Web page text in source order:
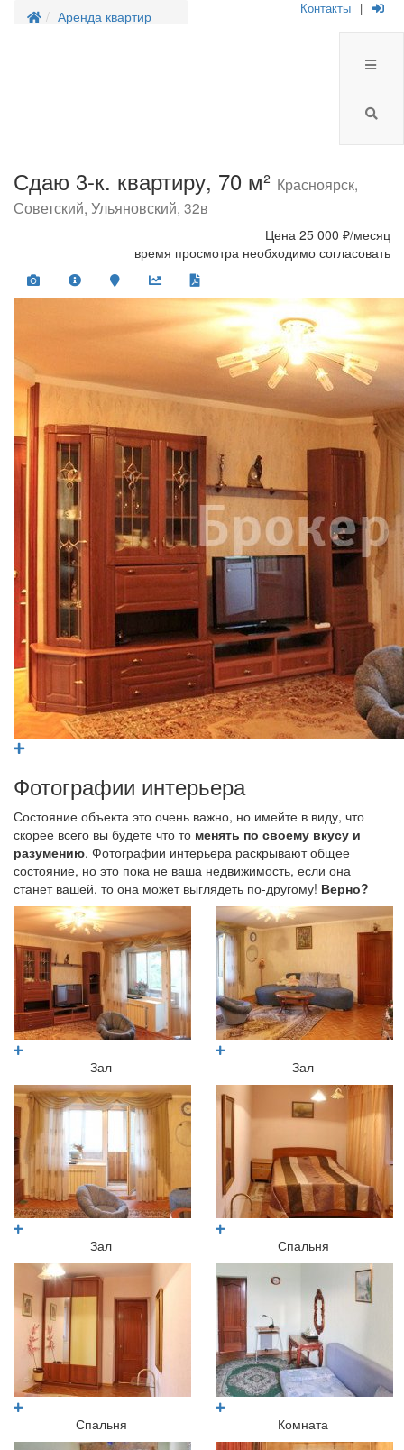
Аренда квартир Контакты |
Сдаю 3-к. квартиру, 70 м² Красноярск,
Советский, Ульяновский, 32в
Цена 25 000 ₽/месяц
время просмотра необходимо согласовать
Фотографии интерьера
Состояние объекта это очень важно, но имейте в виду, что
скорее всего вы будете что то менять по своему вкусу и
разумению. Фотографии интерьера раскрывают общее
состояние, но это пока не ваша недвижимость, если она
станет вашей, то она может выглядеть по-другому! Верно?
Зал Зал
Зал Спальня
Спальня Комната